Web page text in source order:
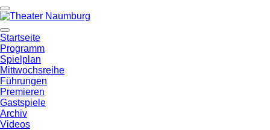
Startseite
Programm
Spielplan
Mittwochsreihe
Führungen
Premieren
Gastspiele
Archiv
Videos